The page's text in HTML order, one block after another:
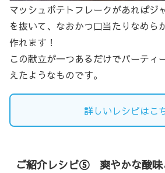
マッシュポテトフレークがあればジ
を抜いて、なおかつ口当たりなめら
作れます！
この献立が一つあるだけでパーティ
えたようなものです。
詳しいレシピはこ
ご紹介レシピ⑤ 爽やかな酸味